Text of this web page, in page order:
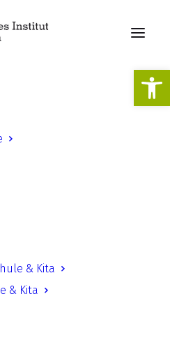
& Kita
& Kita
in der
Union zum
in der
Union zum